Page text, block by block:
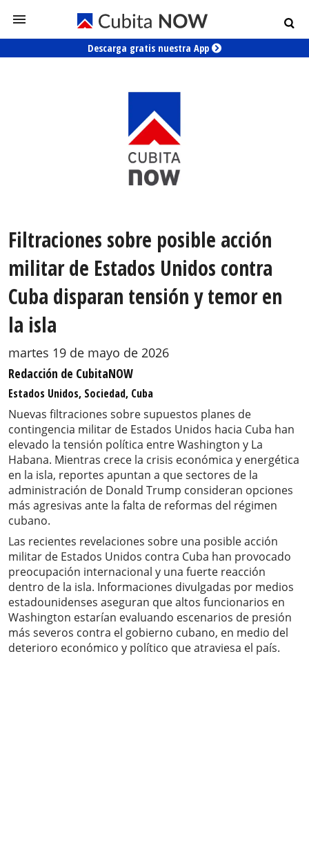
Descarga gratis nuestra App
Filtraciones sobre posible acción
militar de Estados Unidos contra
Cuba disparan tensión y temor en
la isla
martes 19 de mayo de 2026
Redacción de CubitaNOW
Estados Unidos, Sociedad, Cuba
Nuevas filtraciones sobre supuestos planes de
contingencia militar de Estados Unidos hacia Cuba han
elevado la tensión política entre Washington y La
Habana. Mientras crece la crisis económica y energética
en la isla, reportes apuntan a que sectores de la
administración de Donald Trump consideran opciones
más agresivas ante la falta de reformas del régimen
cubano.
Las recientes revelaciones sobre una posible acción
militar de Estados Unidos contra Cuba han provocado
preocupación internacional y una fuerte reacción
dentro de la isla. Informaciones divulgadas por medios
estadounidenses aseguran que altos funcionarios en
Washington estarían evaluando escenarios de presión
más severos contra el gobierno cubano, en medio del
deterioro económico y político que atraviesa el país.